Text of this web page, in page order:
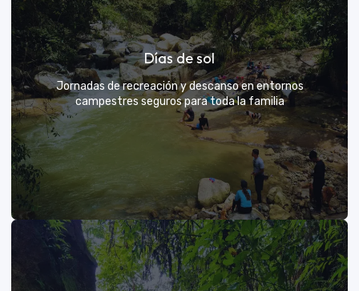
Rutas grupales clásicas
Únete a la manada y descubre nuevos senderos
VER MÁS
Días de sol
Jornadas de recreación y descanso en entornos
campestres seguros para toda la familia